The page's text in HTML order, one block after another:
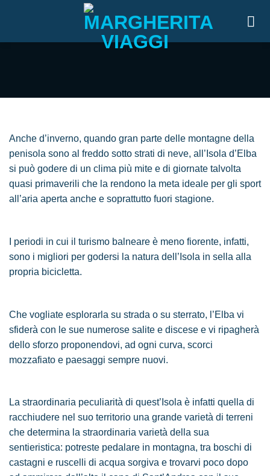
Mountain Bike
Anche d’inverno, quando gran parte delle montagne della
penisola sono al freddo sotto strati di neve, all’Isola d’Elba
si può godere di un clima più mite e di giornate talvolta
quasi primaverili che la rendono la meta ideale per gli sport
all’aria aperta anche e soprattutto fuori stagione.
I periodi in cui il turismo balneare è meno fiorente, infatti,
sono i migliori per godersi la natura dell’Isola in sella alla
propria bicicletta.
Che vogliate esplorarla su strada o su sterrato, l’Elba vi
sfiderà con le sue numerose salite e discese e vi ripagherà
dello sforzo proponendovi, ad ogni curva, scorci
mozzafiato e paesaggi sempre nuovi.
La straordinaria peculiarità di quest’Isola è infatti quella di
racchiudere nel suo territorio una grande varietà di terreni
che determina la straordinaria varietà della sua
sentieristica: potreste pedalare in montagna, tra boschi di
castagni e ruscelli di acqua sorgiva e trovarvi poco dopo